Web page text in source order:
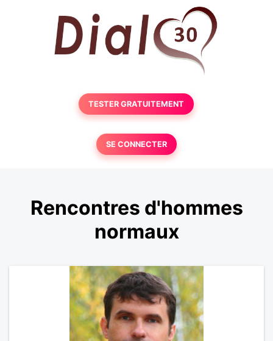
TESTER GRATUITEMENT
SE CONNECTER
Rencontres d'hommes
normaux